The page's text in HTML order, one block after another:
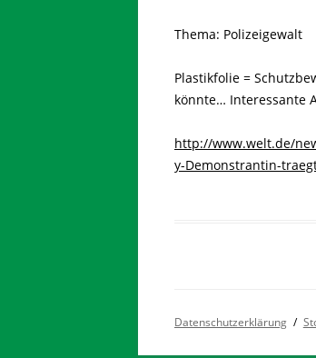
Thema: Polizeigewalt
Plastikfolie =
könnte… Interessante
http://www.welt.de/
y-Demonstrantin-
Datenschutzerklärung